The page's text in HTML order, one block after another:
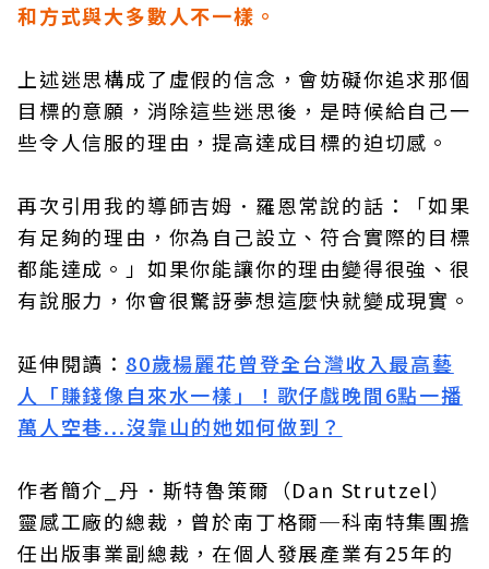
和方式與大多數人不一樣。
上述迷思構成了虛假的信念，會妨礙你追求那個
目標的意願，消除這些迷思後，是時候給自己一
些令人信服的理由，提高達成目標的迫切感。
再次引用我的導師吉姆．羅恩常說的話：「如果
有足夠的理由，你為自己設立、符合實際的目標
都能達成。」如果你能讓你的理由變得很強、很
有說服力，你會很驚訝夢想這麼快就變成現實。
延伸閱讀： 80歲楊麗花曾登全台灣收入最高藝
人「賺錢像自來水一樣」！歌仔戲晚間6點一播
萬人空巷...沒靠山的她如何做到？
作者簡介_丹．斯特魯策爾（Dan Strutzel）
靈感工廠的總裁，曾於南丁格爾─科南特集團擔
任出版事業副總裁，在個人發展產業有25年的